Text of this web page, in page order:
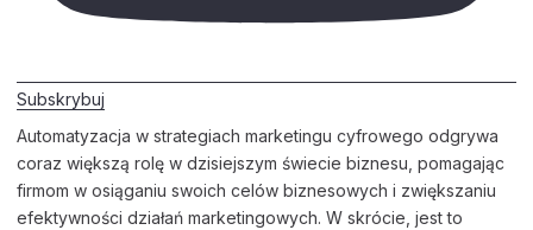
Subskrybuj
Automatyzacja w strategiach marketingu cyfrowego odgrywa
coraz większą rolę w dzisiejszym świecie biznesu, pomagając
firmom w osiąganiu swoich celów biznesowych i zwiększaniu
efektywności działań marketingowych. W skrócie, jest to